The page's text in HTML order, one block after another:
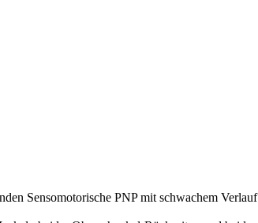
Sensomotorische PNP mit schwachem